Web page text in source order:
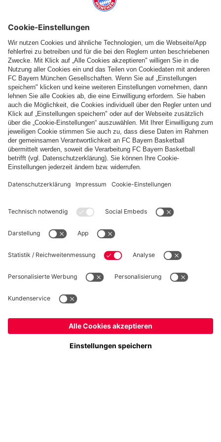
Folge uns
Zahlung & Lieferung
FC Bayern Store App
WIDERRUF
Datenschutz
Cookie Details
Preise inklusive MwSt. und zzgl. Versandkosten
© FC Bayern München AG
FC Bayern München AG, Säbener Str. 51-57, 81547 München
Ja,Deutschland, um dorthin zu liefern!
Nein,Global, um dorthin zu liefern!